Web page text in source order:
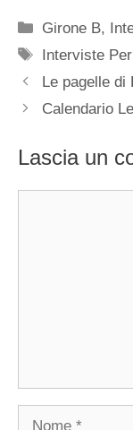
Categorie
Girone B,
Tag
Interviste
Le pagelle di
Calendario
Lascia un
Nome